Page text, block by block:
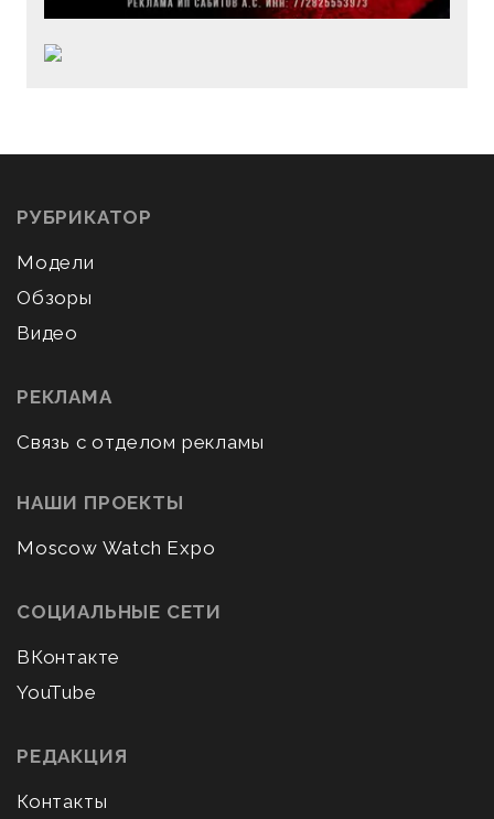
РУБРИКАТОР
Модели
Обзоры
Видео
РЕКЛАМА
Связь с отделом рекламы
НАШИ ПРОЕКТЫ
Moscow Watch Expo
СОЦИАЛЬНЫЕ СЕТИ
ВКонтакте
YouTube
РЕДАКЦИЯ
Контакты